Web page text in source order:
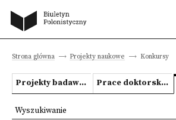
Strona główna Projekty naukowe Konkursy
Projekty badawcze Prace doktorskie i habilitacyjne
Wyszukiwanie